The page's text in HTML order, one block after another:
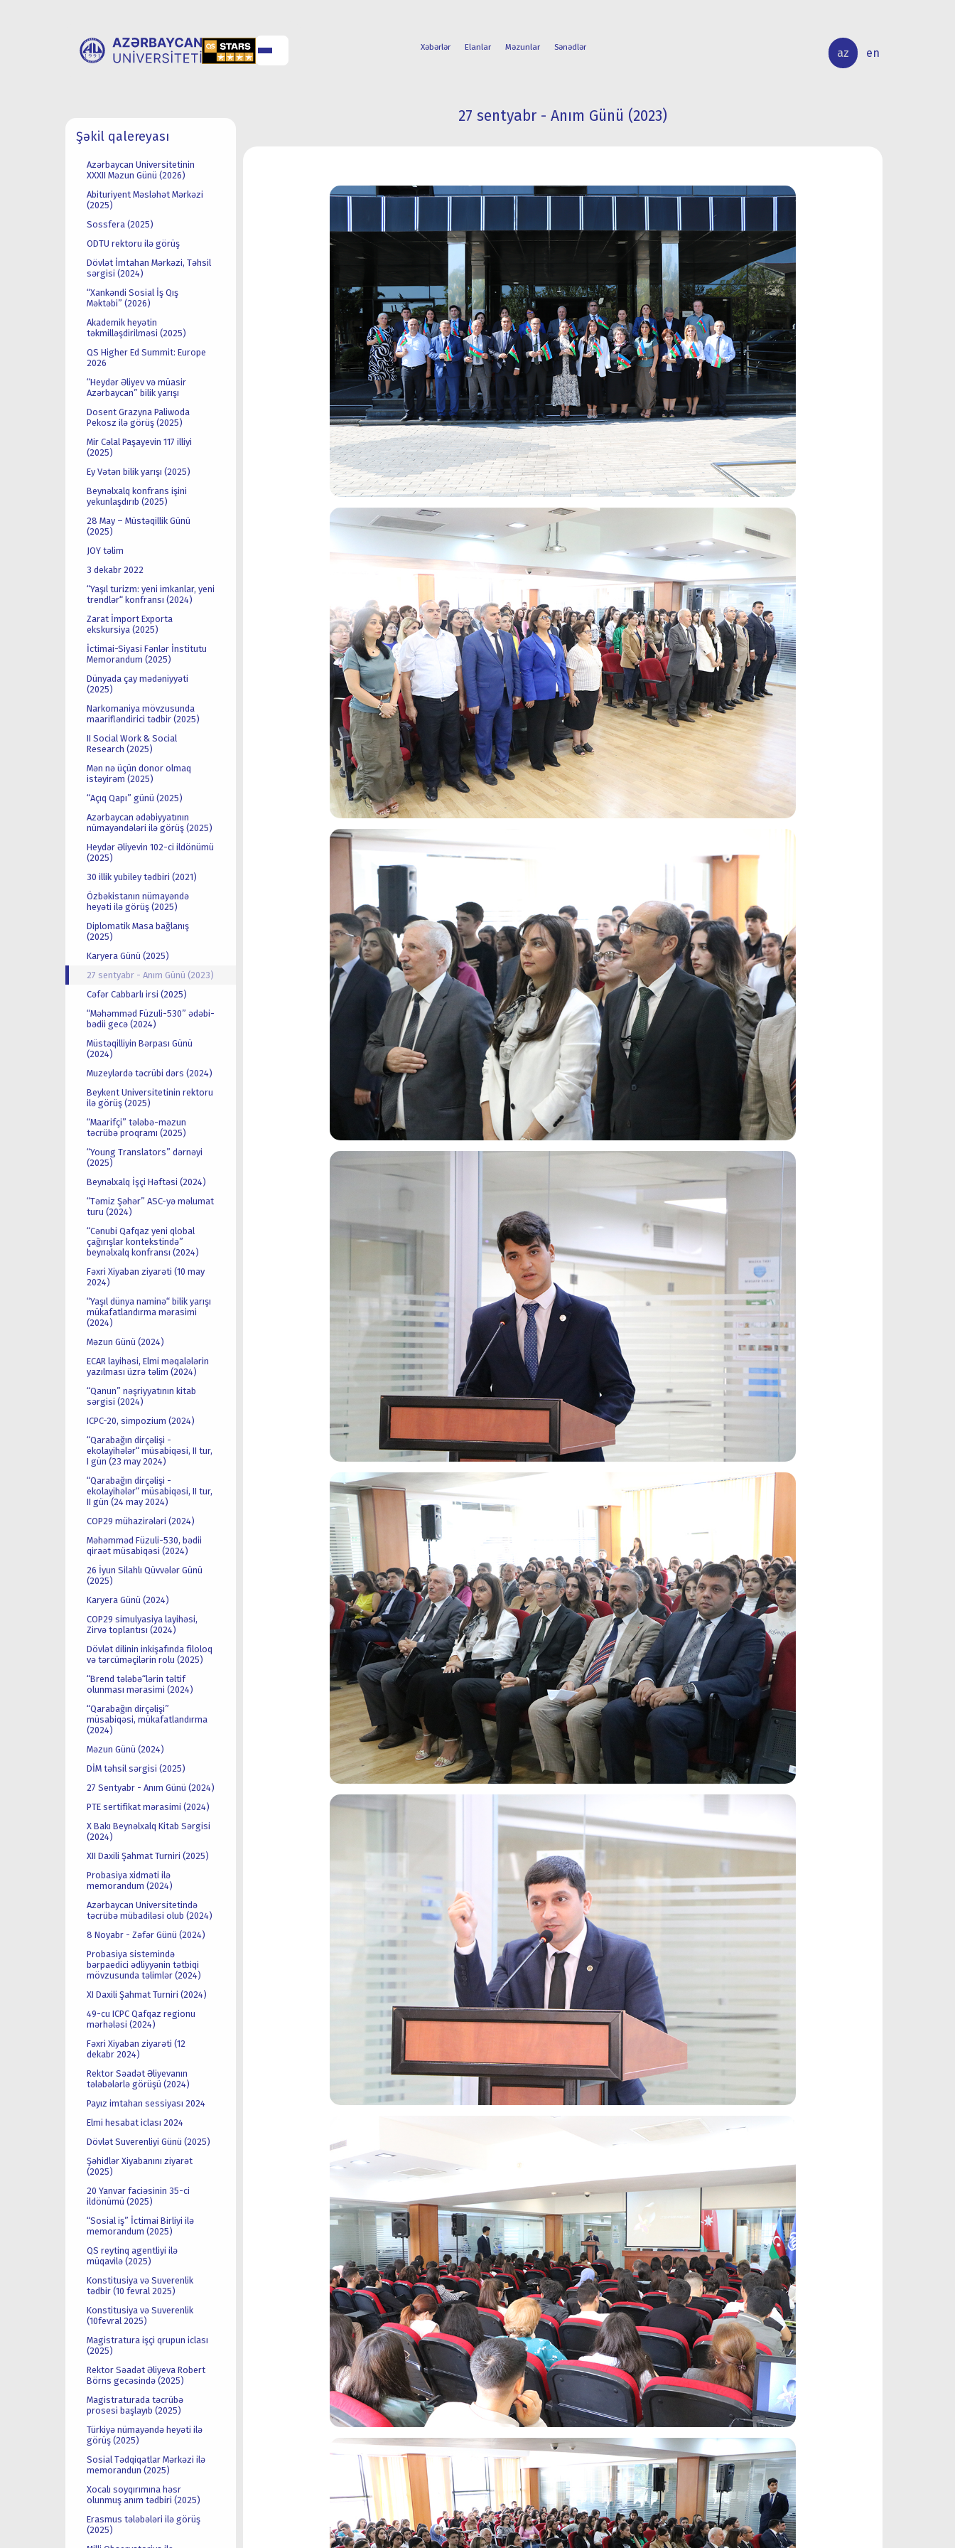
Xəbərlər Elanlar Məzunlar Sənədlər az en
UNİVERSİTET
HAQQINDA
Şəkil qalereyası
Azərbaycan Universitetinin
XXXII Məzun Günü (2026)
Abituriyent Məsləhət Mərkəzi
(2025)
Sossfera (2025)
ODTU rektoru ilə görüş
Dövlət İmtahan Mərkəzi, Təhsil
sərgisi (2024)
“Xankəndi Sosial İş Qış
Məktəbi” (2026)
Akademik heyətin
təkmilləşdirilməsi (2025)
QS Higher Ed Summit: Europe
2026
“Heydər Əliyev və müasir
Azərbaycan” bilik yarışı
Dosent Grazyna Paliwoda
Pekosz ilə görüş (2025)
Mir Cəlal Paşayevin 117 illiyi
(2025)
Ey Vətən bilik yarışı (2025)
Beynəlxalq konfrans işini
yekunlaşdırıb (2025)
28 May – Müstəqillik Günü
(2025)
JOY təlim
3 dekabr 2022
“Yaşıl turizm: yeni imkanlar, yeni
trendlər“ konfransı (2024)
Zarat İmport Exporta
ekskursiya (2025)
İctimai-Siyasi Fənlər İnstitutu
Memorandum (2025)
Dünyada çay mədəniyyəti
(2025)
Narkomaniya mövzusunda
maarifləndirici tədbir (2025)
II Social Work & Social
Research (2025)
Mən nə üçün donor olmaq
istəyirəm (2025)
“Açıq Qapı” günü (2025)
Azərbaycan ədəbiyyatının
nümayəndələri ilə görüş (2025)
Heydər Əliyevin 102-ci ildönümü
(2025)
30 illik yubiley tədbiri (2021)
Özbəkistanın nümayəndə
heyəti ilə görüş (2025)
Diplomatik Masa bağlanış
(2025)
Karyera Günü (2025)
27 sentyabr - Anım Günü (2023)
Cəfər Cabbarlı irsi (2025)
“Məhəmməd Füzuli-530” ədəbi-
bədii gecə (2024)
Müstəqilliyin Bərpası Günü
(2024)
Muzeylərdə təcrübi dərs (2024)
Beykent Universitetinin rektoru
ilə görüş (2025)
“Maarifçi” tələbə-məzun
təcrübə proqramı (2025)
“Young Translators” dərnəyi
(2025)
Beynəlxalq İşçi Həftəsi (2024)
“Təmiz Şəhər” ASC-yə məlumat
turu (2024)
“Cənubi Qafqaz yeni qlobal
çağırışlar kontekstində”
beynəlxalq konfransı (2024)
Fəxri Xiyaban ziyarəti (10 may
2024)
“Yaşıl dünya naminə“ bilik yarışı
mükafatlandırma mərasimi
(2024)
Məzun Günü (2024)
ECAR layihəsi, Elmi məqalələrin
yazılması üzrə təlim (2024)
“Qanun” nəşriyyatının kitab
sərgisi (2024)
ICPC-20, simpozium (2024)
“Qarabağın dirçəlişi -
ekolayihələr“ müsabiqəsi, II tur,
I gün (23 may 2024)
“Qarabağın dirçəlişi -
ekolayihələr“ müsabiqəsi, II tur,
II gün (24 may 2024)
COP29 mühazirələri (2024)
Məhəmməd Füzuli-530, bədii
qiraət müsabiqəsi (2024)
26 İyun Silahlı Qüvvələr Günü
(2025)
Karyera Günü (2024)
COP29 simulyasiya layihəsi,
Zirvə toplantısı (2024)
Dövlət dilinin inkişafında filoloq
və tərcüməçilərin rolu (2025)
“Brend tələbə“lərin təltif
olunması mərasimi (2024)
“Qarabağın dirçəlişi”
müsabiqəsi, mükafatlandırma
(2024)
Məzun Günü (2024)
DİM təhsil sərgisi (2025)
27 Sentyabr - Anım Günü (2024)
PTE sertifikat mərasimi (2024)
X Bakı Beynəlxalq Kitab Sərgisi
(2024)
XII Daxili Şahmat Turniri (2025)
Probasiya xidməti ilə
memorandum (2024)
Azərbaycan Universitetində
təcrübə mübadiləsi olub (2024)
8 Noyabr - Zəfər Günü (2024)
Probasiya sistemində
bərpaedici ədliyyənin tətbiqi
mövzusunda təlimlər (2024)
XI Daxili Şahmat Turniri (2024)
49-cu ICPC Qafqaz regionu
mərhələsi (2024)
Fəxri Xiyaban ziyarəti (12
dekabr 2024)
Rektor Səadət Əliyevanın
tələbələrlə görüşü (2024)
Payız imtahan sessiyası 2024
Elmi hesabat iclası 2024
Dövlət Suverenliyi Günü (2025)
Şəhidlər Xiyabanını ziyarət
(2025)
20 Yanvar faciəsinin 35-ci
ildönümü (2025)
“Sosial iş” İctimai Birliyi ilə
memorandum (2025)
QS reytinq agentliyi ilə
müqavilə (2025)
Konstitusiya və Suverenlik
tədbir (10 fevral 2025)
Konstitusiya və Suverenlik
(10fevral 2025)
Magistratura işçi qrupun iclası
(2025)
Rektor Səadət Əliyeva Robert
Börns gecəsində (2025)
Magistraturada təcrübə
prosesi başlayıb (2025)
Türkiyə nümayəndə heyəti ilə
görüş (2025)
Sosial Tədqiqatlar Mərkəzi ilə
memorandun (2025)
Xocalı soyqırımına həsr
olunmuş anım tədbiri (2025)
Erasmus tələbələri ilə görüş
(2025)
27 sentyabr - Anım Günü (2023)